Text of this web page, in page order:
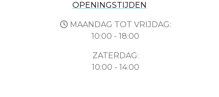
OPENINGSTIJDEN
MAANDAG TOT VRIJDAG:
10:00 - 18:00
ZATERDAG:
10:00 - 14:00